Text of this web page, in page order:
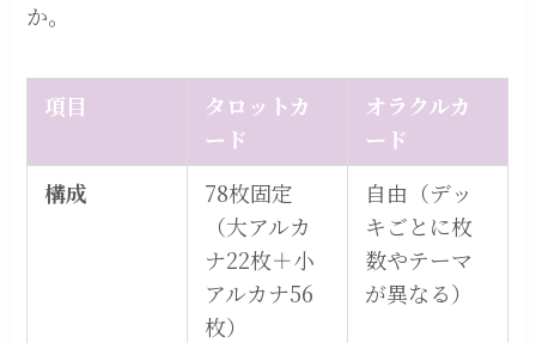
か。
項目
タロットカ
ード
オラクルカ
ード
構成
78枚固定
（大アルカ
ナ22枚＋小
アルカナ56
枚）
自由（デッ
キごとに枚
数やテーマ
が異なる）